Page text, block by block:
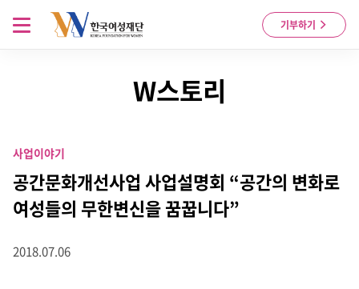
Skip to content
기부하기
메뉴 열기
W스토리
사업이야기
공간문화개선사업 사업설명회 “공간의 변화로
여성들의 무한변신을 꿈꿉니다”
2018.07.06